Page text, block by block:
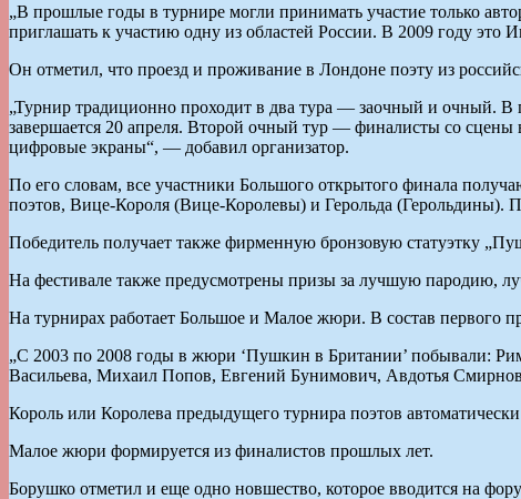
„В прошлые годы в турнире могли принимать участие только
приглашать к участию одну из областей России. В 2009 году это
Он отметил, что проезд и проживание в Лондоне поэту из
„Турнир традиционно проходит в два тура — заочный и очный. В
завершается 20 апреля. Второй очный тур — финалисты со
цифровые экраны“, — добавил организатор.
По его словам, все участники Большого открытого финала
поэтов, Вице-Короля (Вице-Королевы) и Герольда (Герольдины).
Победитель получает также фирменную бронзовую статуэтку
На фестивале также предусмотрены призы за лучшую пародию,
На турнирах работает Большое и Малое жюри. В состав первого
„С 2003 по 2008 годы в жюри ‘Пушкин в Британии’ побывали:
Васильева, Михаил Попов, Евгений Бунимович, Авдотья
Король или Королева предыдущего турнира поэтов
Малое жюри формируется из финалистов прошлых лет.
Борушко отметил и еще одно новшество, которое вводится на